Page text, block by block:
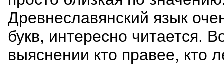
Древнеславянский язык
букв, интересно читается.
выяснении кто правее, кто